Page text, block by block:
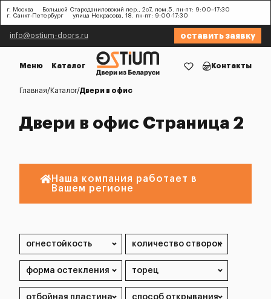
г. Москва
Большой Староданиловский пер., 2с7, пом.5. пн-пт: 9:00–17:30
г. Санкт-Петербург
улица Некрасова, 18. пн-пт: 9:00-17:30
info@ostium-doors.ru оставить заявку
Меню Каталог Контакты
Главная Каталог Двери в офис
Двери в офис Страница 2
Наша компания работает в
Вашем регионе